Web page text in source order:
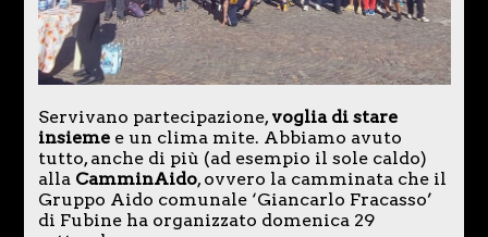
Servivano partecipazione,voglia di stare
insiemee un clima mite. Abbiamo avuto
tutto, anche di più (ad esempio il sole caldo)
alla CamminAido, ovvero la camminata che il
Gruppo Aido comunale ‘Giancarlo Fracasso’
di Fubine ha organizzato domenica 29